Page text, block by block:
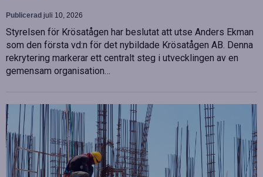
Publicerad juli 10, 2026
Styrelsen för Krösatågen har beslutat att utse Anders Ekman
som den första vd:n för det nybildade Krösatågen AB. Denna
rekrytering markerar ett centralt steg i utvecklingen av en
gemensam organisation…